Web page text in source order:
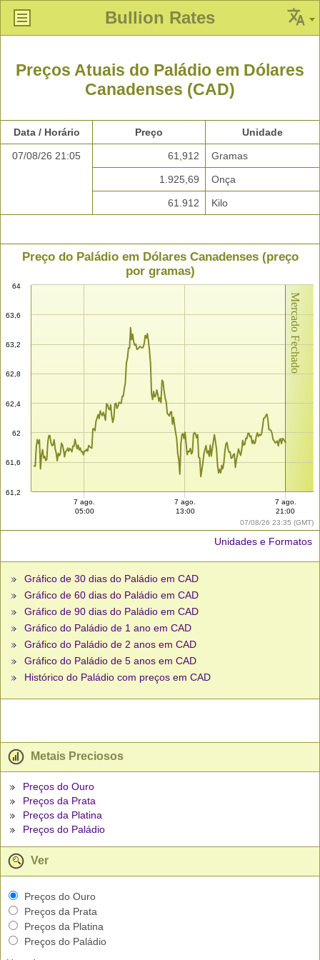
Bullion Rates
Preços Atuais do Paládio em Dólares
Canadenses (CAD)
Data / Horário Preço Unidade
07/08/26 21:05 61,912 Gramas
1.925,69 Onça
61.912 Kilo
Mercado Fechado
07/08/26 23:35 (GMT)
Preço do Paládio em Dólares Canadenses (preço
por gramas)
61,2
61,6
62
62,4
62,8
63,2
63,6
64
7 ago.
05:00
7 ago.
13:00
7 ago.
21:00
Unidades e Formatos
Gráfico de 30 dias do Paládio em CAD
Gráfico de 60 dias do Paládio em CAD
Gráfico de 90 dias do Paládio em CAD
Gráfico do Paládio de 1 ano em CAD
Gráfico do Paládio de 2 anos em CAD
Gráfico do Paládio de 5 anos em CAD
Histórico do Paládio com preços em CAD
Metais Preciosos
Preços do Ouro
Preços da Prata
Preços da Platina
Preços do Paládio
Ver
Preços do Ouro
Preços da Prata
Preços da Platina
Preços do Paládio